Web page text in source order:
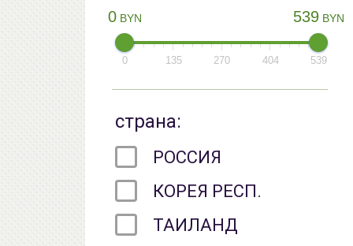
0 BYN 539 BYN
0 135 270 404 539
страна:
РОССИЯ
КОРЕЯ РЕСП.
ТАИЛАНД